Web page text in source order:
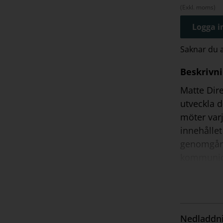
(Exkl. moms)
Logga
Saknar du
Matte
utveckla
möter